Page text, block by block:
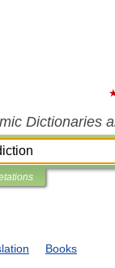
Dictionaries
Books